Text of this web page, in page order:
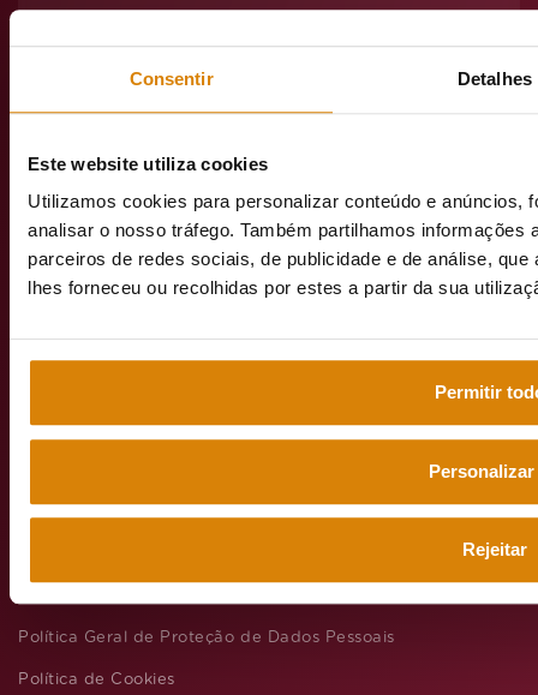
Consentir Detalhes
Este website utiliza cookies
Utilizamos cookies para personalizar conteúdo e anúncios,
analisar o nosso tráfego. Também partilhamos
parceiros de redes sociais, de publicidade e de análise,
lhes forneceu ou recolhidas por estes a partir da sua
Permitir
Personalizar
Rejeitar
1.022.1D –
12 – 2º
Web grupoemeis
Política Geral de Proteção de Dados Pessoais
Política de Cookies